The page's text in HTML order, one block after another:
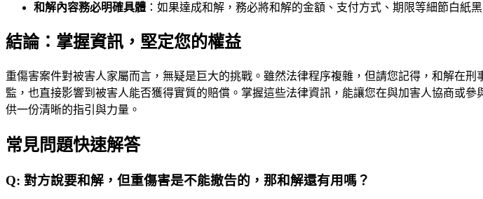
和解內容務必明確具體 ：如果達成和解，務必將和解的金額、支付方式、期限等細節白紙
結論：掌握資訊，堅定您的權益
重傷害案件對被害人家屬而言，無疑是巨大的挑戰。雖然法律程序複雜，但請您記得，和解在
監，也直接影響到被害人能否獲得實質的賠償。掌握這些法律資訊，能讓您在與加害人協商或
供一份清晰的指引與力量。
常見問題快速解答
Q: 對方說要和解，但重傷害是不能撤告的，那和解還有用嗎？